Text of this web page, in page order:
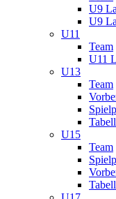
U9
U9
U11
Team
U11
U13
Team
U15
Team